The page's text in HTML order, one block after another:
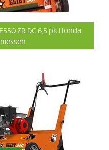
ZR DC 6,5 pk Honda